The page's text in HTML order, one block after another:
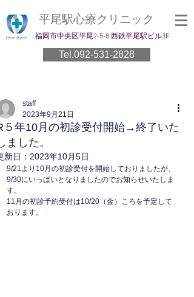
平尾駅心療クリニック
​福岡市中央区平尾2-5-8 西鉄平尾駅ビル3F
Tel.092-531-2828
５年10月の初診受付開始→終了いた
ました。
staff
2023年9月21日
新日： 2023年10月5日
9/21より10月の初診受付を開始しておりましたが、
9/30にいっぱいとなりましたのでお知らせいたしま
す。
11月の初診予約受付は10/20（金）ころを予定して
おります。